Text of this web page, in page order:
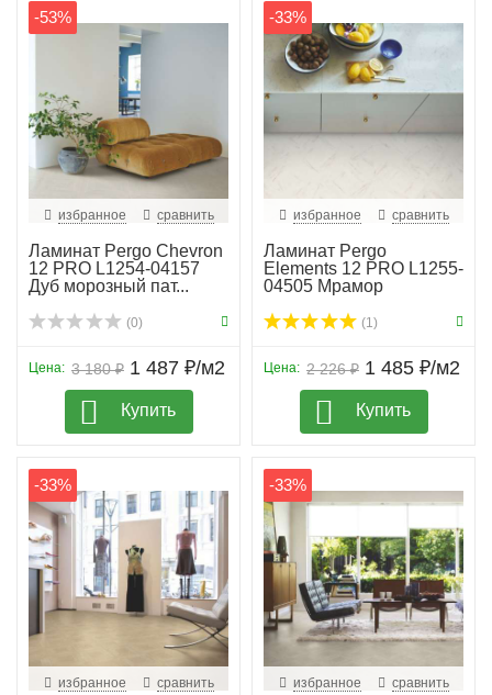
-53%
избранное сравнить
Ламинат Pergo Chevron
12 PRO L1254-04157
Дуб морозный пат...
(0)
3 180 ₽
Цена: 1 487 ₽/м2
Купить
-33%
избранное сравнить
Ламинат Pergo
Elements 12 PRO L1255-
04505 Мрамор
(1)
2 226 ₽
Цена: 1 485 ₽/м2
Купить
-33%
избранное сравнить
-33%
избранное сравнить